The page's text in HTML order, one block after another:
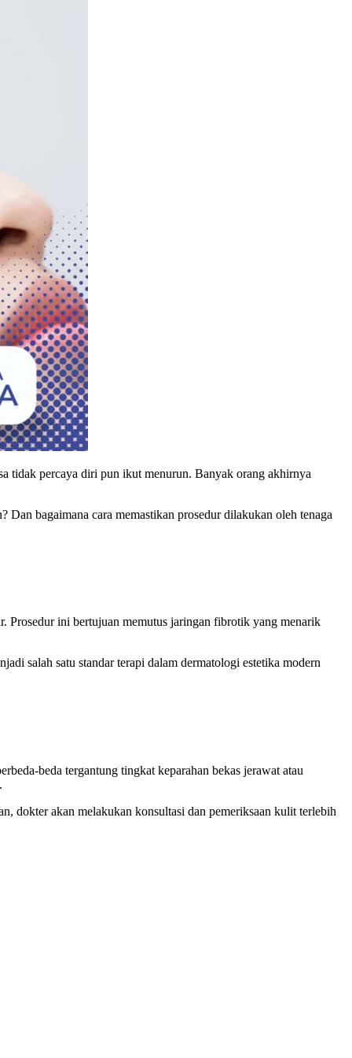
tidak percaya diri pun ikut menurun. Banyak orang akhirnya
Dan bagaimana cara memastikan prosedur dilakukan oleh tenaga
Prosedur ini bertujuan memutus jaringan fibrotik yang menarik
salah satu standar terapi dalam dermatologi estetika modern
beda tergantung tingkat keparahan bekas jerawat atau
dokter akan melakukan konsultasi dan pemeriksaan kulit terlebih